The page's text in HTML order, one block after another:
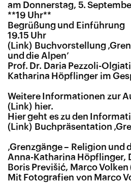
am Donnerstag, 5.
**19 Uhr**
Begrüßung und Einführung
19.15 Uhr
Buchvorstellung
und die Alpen’
Prof. Dr. Daria Pezzoli-
Katharina Höpflinger im
Weitere Informationen zur
hier.
Hier geht es zu den
Buchpräsentation
‚Grenzgänge – Religion und
Anna-Katharina Höpflinger,
Boris Previšić, Marco Volken
Mit Fotografien von Marco